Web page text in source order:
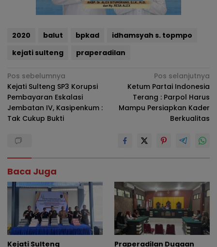
2020 balut bpkad
idhamsyah s. topmpo
kejati sulteng
praperadilan
Navigasi
pos
Pos sebelumnya
Kejati Sulteng SP3 Korupsi
Pembayaran Eskalasi
Jembatan IV, Kasipenkum :
Tak Cukup Bukti
Pos selanjutnya
Ketum Partai Indonesia
Terang : Parpol Harus
Mampu Persiapkan Kader
Berkualitas
Baca Juga
Kejati Sulteng Praperadilan Dugaan